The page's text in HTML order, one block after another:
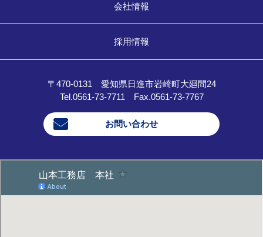
会社情報
採用情報
〒470-0131 愛知県日進市岩崎町大廻間24
Tel.0561-73-7711 Fax.0561-73-7767
お問い合わせ